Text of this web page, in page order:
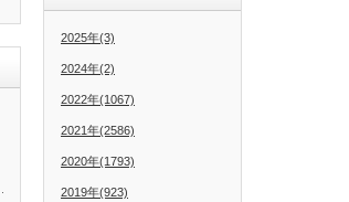
2025年(3)
2024年(2)
2022年(1067)
2021年(2586)
2020年(1793)
2019年(923)